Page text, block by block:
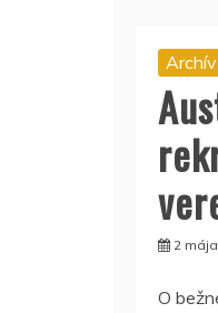
Archív
2
O